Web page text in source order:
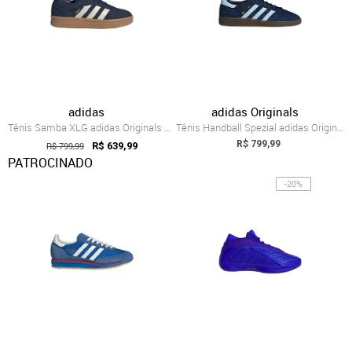
adidas
Tênis Samba XLG adidas Originals Azul
R$ 799,99 R$ 639,99
PATROCINADO
adidas Originals
Tênis Handball Spezial adidas Originals Azul
R$ 799,99
-20%